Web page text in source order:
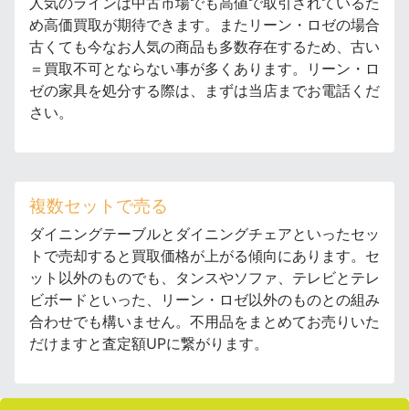
め高価買取が期待できます。またリーン・ロゼの場合
古くても今なお人気の商品も多数存在するため、古い
＝買取不可とならない事が多くあります。リーン・ロ
ゼの家具を処分する際は、まずは当店までお電話くだ
さい。
複数セットで売る
ダイニングテーブルとダイニングチェアといったセッ
トで売却すると買取価格が上がる傾向にあります。セ
ット以外のものでも、タンスやソファ、テレビとテレ
ビボードといった、リーン・ロゼ以外のものとの組み
合わせでも構いません。不用品をまとめてお売りいた
だけますと査定額UPに繋がります。